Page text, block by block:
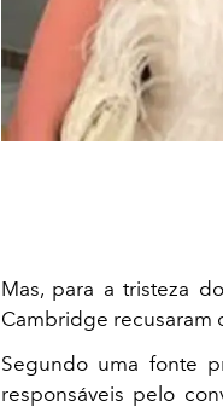
Mas, para a tristeza
Cambridge recusaram
Segundo uma fonte
responsáveis pelo